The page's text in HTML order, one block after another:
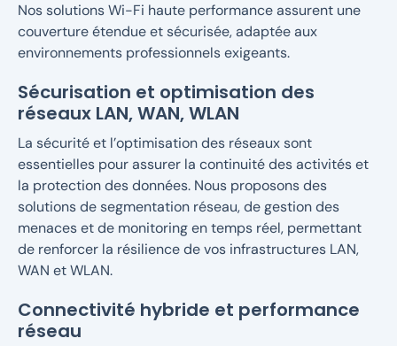
Nos solutions Wi-Fi haute performance assurent une
couverture étendue et sécurisée, adaptée aux
environnements professionnels exigeants.
Sécurisation et optimisation des
réseaux LAN, WAN, WLAN
La sécurité et l’optimisation des réseaux sont
essentielles pour assurer la continuité des activités et
la protection des données. Nous proposons des
solutions de segmentation réseau, de gestion des
menaces et de monitoring en temps réel, permettant
de renforcer la résilience de vos infrastructures LAN,
WAN et WLAN.
Connectivité hybride et performance
réseau